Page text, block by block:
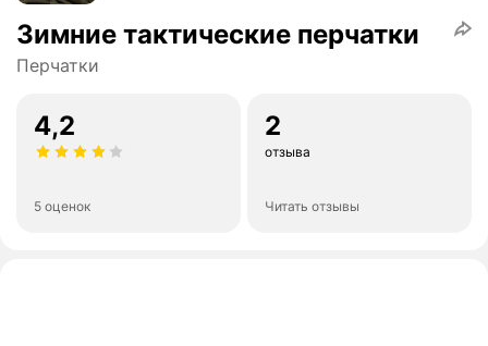
Зимние тактические перчатки
Перчатки
4,2
5 оценок
2
отзыва
Читать отзывы